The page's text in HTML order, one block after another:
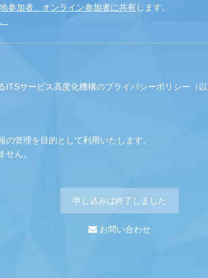
参加者、オンライン参加者に共有します。
サービス高度化機構のプライバシーポリシー（
管理を目的として利用いたします。
ん。
申し込みは終了しました
お問い合わせ